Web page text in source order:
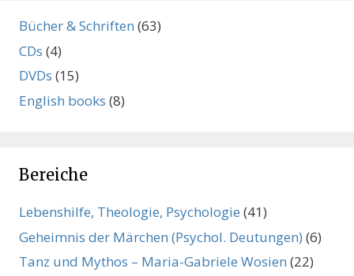
Bücher & Schriften (63)
CDs (4)
DVDs (15)
English books (8)
Bereiche
Lebenshilfe, Theologie, Psychologie (41)
Geheimnis der Märchen (Psychol. Deutungen) (6)
Tanz und Mythos – Maria-Gabriele Wosien (22)